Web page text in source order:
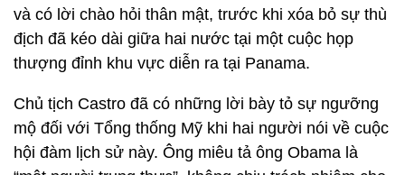
và có lời chào hỏi thân mật, trước khi xóa bỏ sự thù
địch đã kéo dài giữa hai nước tại một cuộc họp
thượng đỉnh khu vực diễn ra tại Panama.
Chủ tịch Castro đã có những lời bày tỏ sự ngưỡng
mộ đối với Tổng thống Mỹ khi hai người nói về cuộc
hội đàm lịch sử này. Ông miêu tả ông Obama là